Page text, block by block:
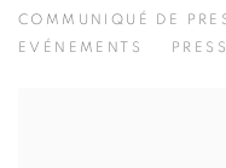
COMMUNIQUÉ DE
EVÉNEMENTS